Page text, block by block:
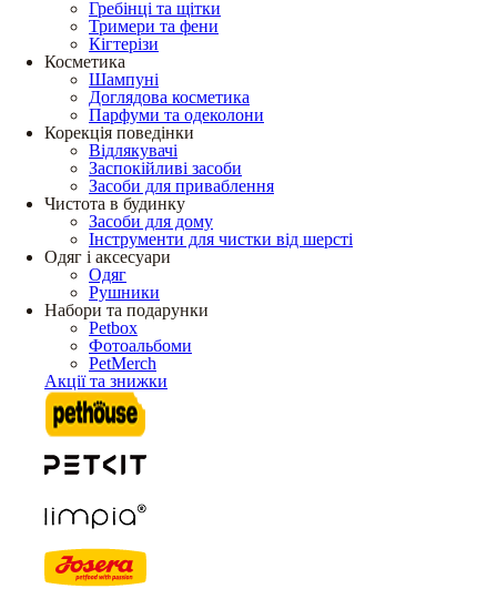
Гребінці та щітки
Тримери та фени
Кігтерізи
Косметика
Шампуні
Доглядова косметика
Парфуми та одеколони
Корекція поведінки
Відлякувачі
Заспокійливі засоби
Засоби для приваблення
Чистота в будинку
Засоби для дому
Інструменти для чистки від шерсті
Одяг і аксесуари
Одяг
Рушники
Набори та подарунки
Petbox
Фотоальбоми
PetMerch
Акції та знижки